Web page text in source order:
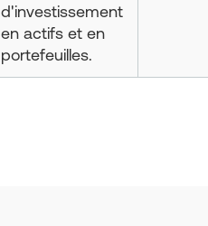
d'investissement
en actifs et en
portefeuilles.